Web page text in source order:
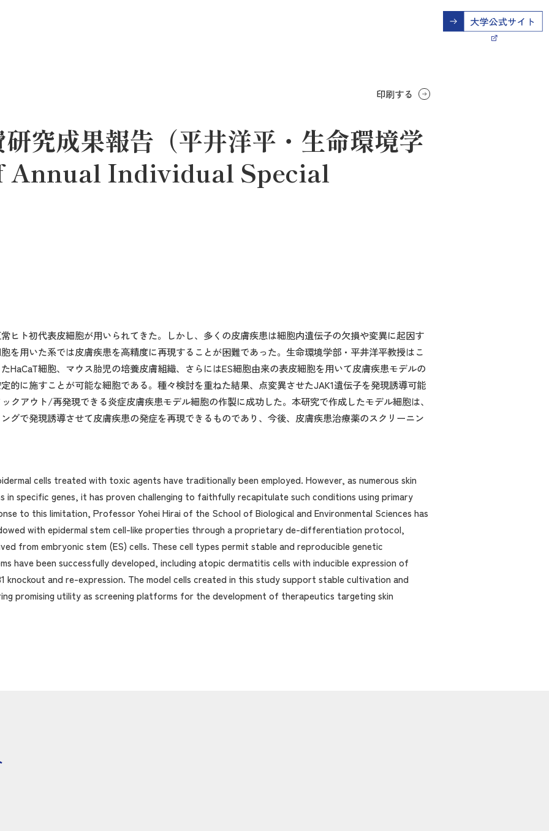
印刷する
究成果報告（平井洋平・生命環境学
Annual Individual Special
ヒト初代表皮細胞が用いられてきた。しかし、多くの皮膚疾患は細胞内遺伝子の欠損や変異に起因す
を用いた系では皮膚疾患を高精度に再現することが困難であった。生命環境学部・平井洋平教授はこ
細胞、マウス胎児の培養皮膚組織、さらにはES細胞由来の表皮細胞を用いて皮膚疾患モデルの
的に施すことが可能な細胞である。種々検討を重ねた結果、点変異させたJAK1遺伝子を発現誘導可能
クアウト/再発現できる炎症皮膚疾患モデル細胞の作製に成功した。本研究で作成したモデル細胞は、
グで発現誘導させて皮膚疾患の発症を再現できるものであり、今後、皮膚疾患治療薬のスクリーニン
cells treated with toxic agents have traditionally been employed. However, as numerous skin
specific genes, it has proven challenging to faithfully recapitulate such conditions using primary
to this limitation, Professor Yohei Hirai of the School of Biological and Environmental Sciences has
with epidermal stem cell-like properties through a proprietary de-differentiation protocol,
from embryonic stem (ES) cells. These cell types permit stable and reproducible genetic
have been successfully developed, including atopic dermatitis cells with inducible expression of
knockout and re-expression. The model cells created in this study support stable cultivation and
promising utility as screening platforms for the development of therapeutics targeting skin